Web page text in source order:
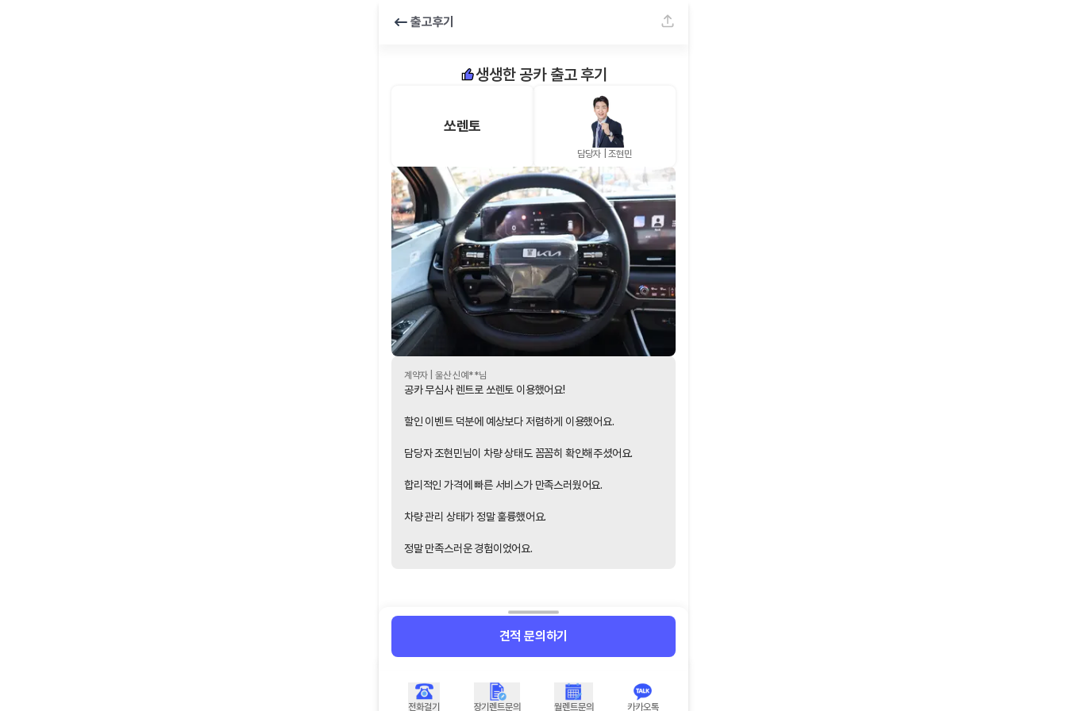
출고후기
생생한 공카 출고 후기
쏘렌토
담당자 |조현민
계약자 | 울산 신예**님
공카 무심사 렌트로 쏘렌토 이용했어요!
할인 이벤트 덕분에 예상보다 저렴하게 이용했어요.
담당자 조현민님이 차량 상태도 꼼꼼히 확인해주셨어요.
합리적인 가격에 빠른 서비스가 만족스러웠어요.
차량 관리 상태가 정말 훌륭했어요.
정말 만족스러운 경험이었어요.
견적 문의하기
전화걸기 장기렌트문의 월렌트문의 카카오톡